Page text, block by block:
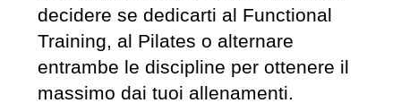
decidere se dedicarti al Functional
Training, al Pilates o alternare
entrambe le discipline per ottenere il
massimo dai tuoi allenamenti.